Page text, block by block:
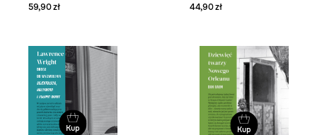
59,90 zł 44,90 zł
Kup Kup